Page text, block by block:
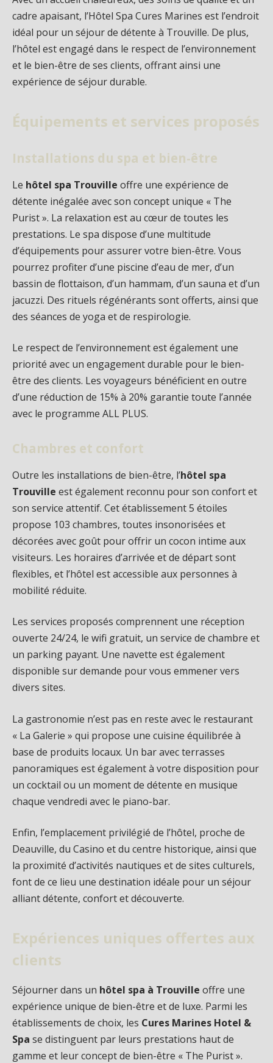
cadre apaisant, l’Hôtel Spa Cures Marines est l’endroit
idéal pour un séjour de détente à Trouville. De plus,
l’hôtel est engagé dans le respect de l’environnement
et le bien-être de ses clients, offrant ainsi une
expérience de séjour durable.
Équipements et services proposés
Installations du spa et bien-être
Le hôtel spa Trouville offre une expérience de
détente inégalée avec son concept unique « The
Purist ». La relaxation est au cœur de toutes les
prestations. Le spa dispose d’une multitude
d’équipements pour assurer votre bien-être. Vous
pourrez profiter d’une piscine d’eau de mer, d’un
bassin de flottaison, d’un hammam, d’un sauna et d’un
jacuzzi. Des rituels régénérants sont offerts, ainsi que
des séances de yoga et de respirologie.
Le respect de l’environnement est également une
priorité avec un engagement durable pour le bien-
être des clients. Les voyageurs bénéficient en outre
d’une réduction de 15% à 20% garantie toute l’année
avec le programme ALL PLUS.
Chambres et confort
Outre les installations de bien-être, l’hôtel spa
Trouville est également reconnu pour son confort et
son service attentif. Cet établissement 5 étoiles
propose 103 chambres, toutes insonorisées et
décorées avec goût pour offrir un cocon intime aux
visiteurs. Les horaires d’arrivée et de départ sont
flexibles, et l’hôtel est accessible aux personnes à
mobilité réduite.
Les services proposés comprennent une réception
ouverte 24/24, le wifi gratuit, un service de chambre et
un parking payant. Une navette est également
disponible sur demande pour vous emmener vers
divers sites.
La gastronomie n’est pas en reste avec le restaurant
« La Galerie » qui propose une cuisine équilibrée à
base de produits locaux. Un bar avec terrasses
panoramiques est également à votre disposition pour
un cocktail ou un moment de détente en musique
chaque vendredi avec le piano-bar.
Enfin, l’emplacement privilégié de l’hôtel, proche de
Deauville, du Casino et du centre historique, ainsi que
la proximité d’activités nautiques et de sites culturels,
font de ce lieu une destination idéale pour un séjour
alliant détente, confort et découverte.
Expériences uniques offertes aux
clients
Séjourner dans un hôtel spa à Trouville offre une
expérience unique de bien-être et de luxe. Parmi les
établissements de choix, les Cures Marines Hotel &
Spa se distinguent par leurs prestations haut de
gamme et leur concept de bien-être « The Purist ».